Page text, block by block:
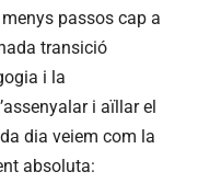
passos cap a
transició
i la
i aïllar el
dia veiem com la
absoluta: